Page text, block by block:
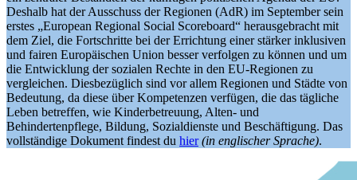
Deshalb hat der Ausschuss der Regionen (AdR) im September sein
erstes „European Regional Social Scoreboard“ herausgebracht mit
dem Ziel, die Fortschritte bei der Errichtung einer stärker inklusiven
und fairen Europäischen Union besser verfolgen zu können und um
die Entwicklung der sozialen Rechte in den EU-Regionen zu
vergleichen. Diesbezüglich sind vor allem Regionen und Städte von
Bedeutung, da diese über Kompetenzen verfügen, die das tägliche
Leben betreffen, wie Kinderbetreuung, Alten- und
Behindertenpflege, Bildung, Sozialdienste und Beschäftigung. Das
vollständige Dokument findest du hier (in englischer Sprache).